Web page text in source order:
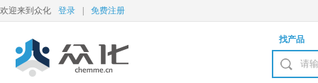
欢迎来到众化 登录 免费注册
找产品